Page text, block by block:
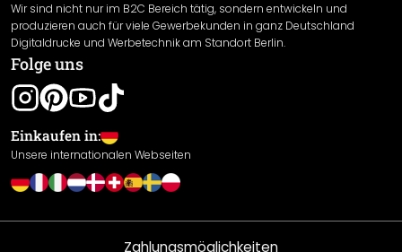
Widerrufsrecht
Datenschutzerklärung
Gewährleistung
Leistungserklärung / CE-Zeichen
Cookie Einstellungen
Wir sind nicht nur im B2C Bereich tätig, sondern entwickeln und
produzieren auch für viele Gewerbekunden in ganz Deutschland
Digitaldrucke und Werbetechnik am Standort Berlin.
Folge uns
Einkaufen in:
Unsere internationalen Webseiten
Zahlungsmöglichkeiten